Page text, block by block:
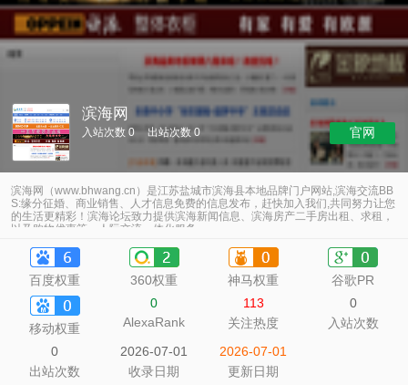
滨海网
入站次数 0 出站次数 0 官网
滨海网（www.bhwang.cn）是江苏盐城市滨海县本地品牌门户网站,滨海交流BB
S:缘分征婚、商业销售、人才信息免费的信息发布，赶快加入我们,共同努力让您
的生活更精彩！滨海论坛致力提供滨海新闻信息、滨海房产二手房出租、求租，
以及购物优惠等、人际交流一体化服务。
百度权重 360权重 神马权重 谷歌PR
移动权重
0
AlexaRank
113
关注热度
0
入站次数
0
出站次数
2026-07-01
收录日期
2026-07-01
更新日期